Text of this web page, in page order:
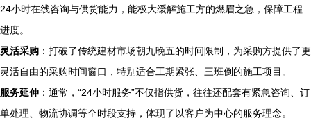
24小时在线咨询与供货能力，能极大缓解施工方的燃眉之急，保障工程
进度。
灵活采购 ：打破了传统建材市场朝九晚五的时间限制，为采购方提供了更
灵活自由的采购时间窗口，特别适合工期紧张、三班倒的施工项目。
服务延伸 ：通常，“24小时服务”不仅指供货，往往还配套有紧急咨询、订
单处理、物流协调等全时段支持，体现了以客户为中心的服务理念。